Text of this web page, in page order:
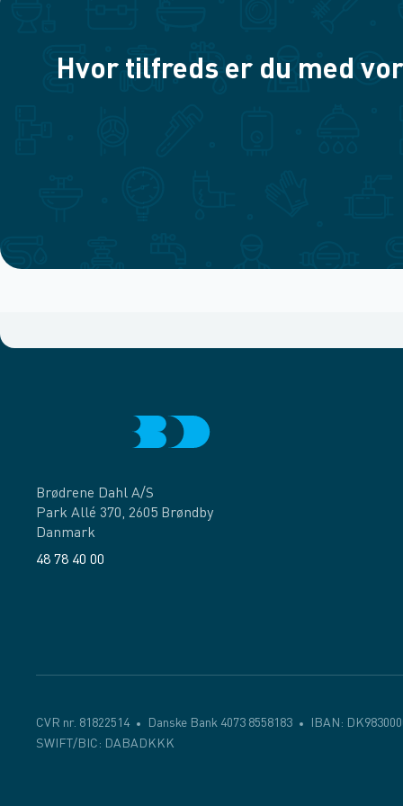
Hvor tilfreds er du med
Brødrene Dahl A/S
Park Allé 370, 2605 Brøndby
Danmark
48 78 40 00
CVR nr. 81822514 Danske Bank 4073 8558183
IBAN:
SWIFT/BIC: DABADKKK